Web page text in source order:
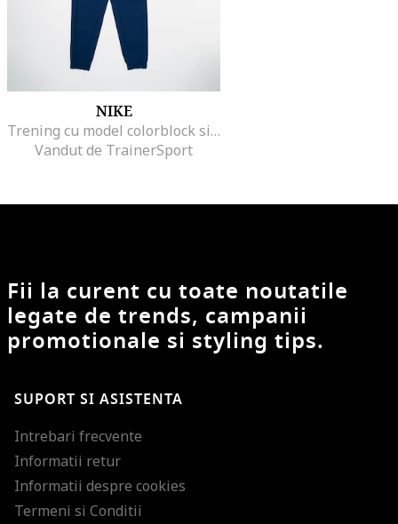
NIKE
Trening cu model colorblock si fermoar, Albastru
Vandut de TrainerSport
Fii la curent cu toate noutatile
legate de trends, campanii
promotionale si styling tips.
SUPORT SI ASISTENTA
Intrebari frecvente
Informatii retur
Informatii despre cookies
Termeni si Conditii